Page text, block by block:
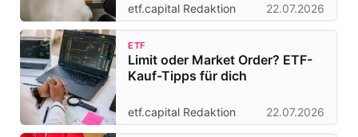
etf.capital Redaktion 22.07.2026
ETF
Limit oder Market Order? ETF-
Kauf-Tipps für dich
etf.capital Redaktion 22.07.2026